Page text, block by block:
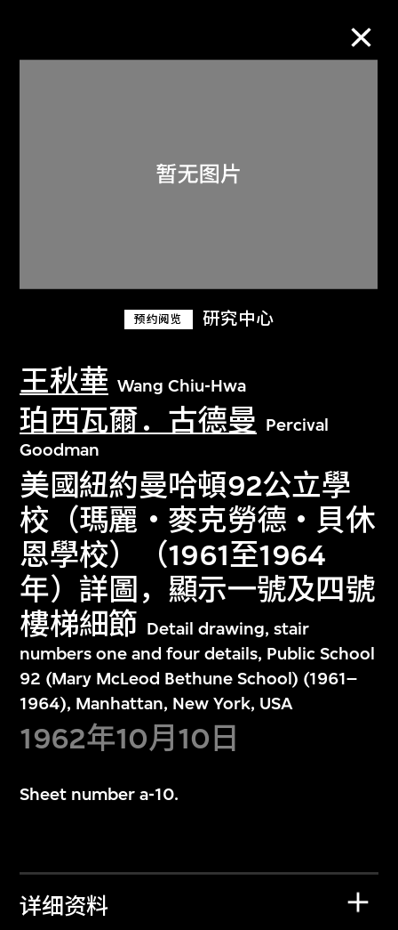
预约阅览 研究中心
王秋華 Wang Chiu-Hwa
珀西瓦爾．古德曼 Percival
Goodman
美國紐約曼哈頓92公立學
校（瑪麗‧麥克勞德‧貝休
恩學校）（1961至1964
年）詳圖，顯示一號及四號
樓梯細節 Detail drawing, stair
numbers one and four details, Public School
92 (Mary McLeod Bethune School) (1961–
1964), Manhattan, New York, USA
1962年10月10日
Sheet number a-10.
详细资料
关于M+藏品
探索世界顶级的二十及二十一世纪视觉
文化藏品。